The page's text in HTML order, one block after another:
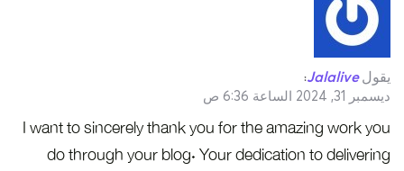
يقول Jalalive
:
ديسمبر 31, 2024 الساعة 6:36 ص
I want to sincerely thank you for the amazing work you
do through your blog. Your dedication to delivering